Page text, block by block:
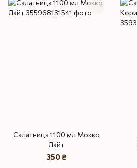
Салатница 1100 мл Мокко
Лайт
350 ₴